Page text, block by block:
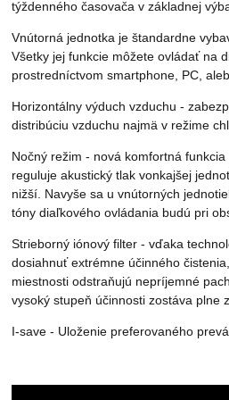
týždenného časovača v základnej
Vnútorná jednotka je štandardne
Všetky jej funkcie môžete ovládať na
prostredníctvom smartphone, PC,
Horizontálny výduch vzduchu -
distribúciu vzduchu najmä v režime
Nočný režim - nová komfortná
reguluje akustický tlak vonkajšej
nižší. Navyše sa u vnútorných
tóny diaľkového ovládania budú pri
Strieborný iónový filter - vďaka
dosiahnuť extrémne účinného
miestnosti odstraňujú nepríjemné
vysoký stupeň účinnosti zostáva plne
I-save - Uloženie preferovaného